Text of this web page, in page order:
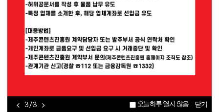
3 / 3 오늘하루 열지 않음 닫기
공지
한 게임 개발 입문기 교육생 모집..
2026-08-06
[제주평생교육장학진흥원] 2026년 가족과
함께하는 메이커 교육 <아두이노를 활..